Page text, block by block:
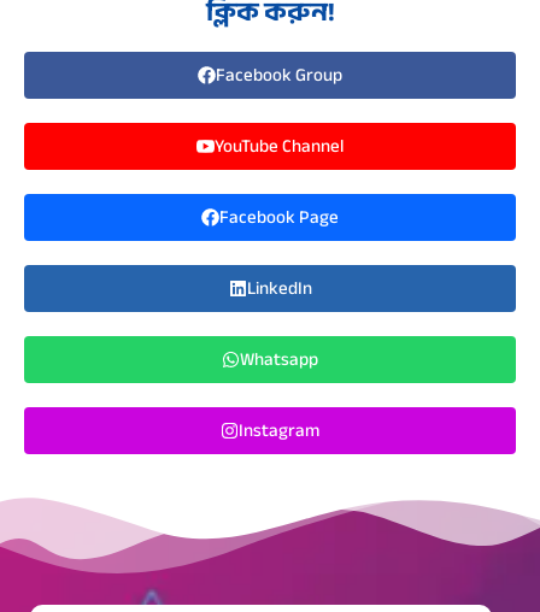
ক্লিক করুন!
Facebook Group
YouTube Channel
Facebook Page
LinkedIn
Whatsapp
Instagram